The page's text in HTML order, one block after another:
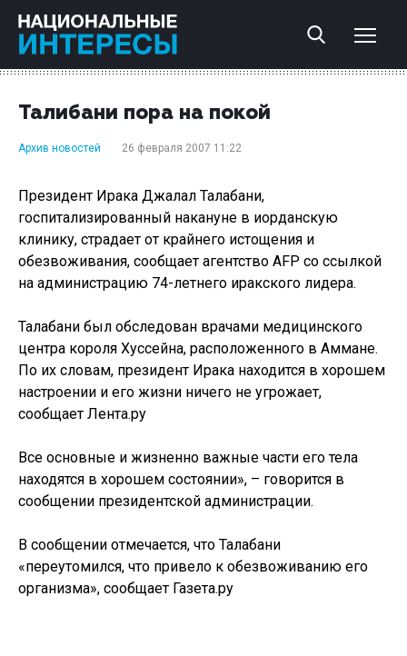
Талибани пора на покой
Архив новостей 26 февраля 2007 11:22
Президент Ирака Джалал Талабани,
госпитализированный накануне в иорданскую
клинику, страдает от крайнего истощения и
обезвоживания, сообщает агентство AFP со ссылкой
на администрацию 74-летнего иракского лидера.
Талабани был обследован врачами медицинского
центра короля Хуссейна, расположенного в Аммане.
По их словам, президент Ирака находится в хорошем
настроении и его жизни ничего не угрожает,
сообщает Лента.ру
Все основные и жизненно важные части его тела
находятся в хорошем состоянии», – говорится в
сообщении президентской администрации.
В сообщении отмечается, что Талабани
«переутомился, что привело к обезвоживанию его
организма», сообщает Газета.ру